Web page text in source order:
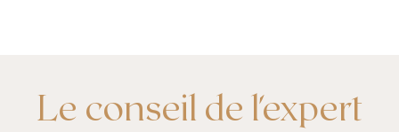
Le conseil de l'expert